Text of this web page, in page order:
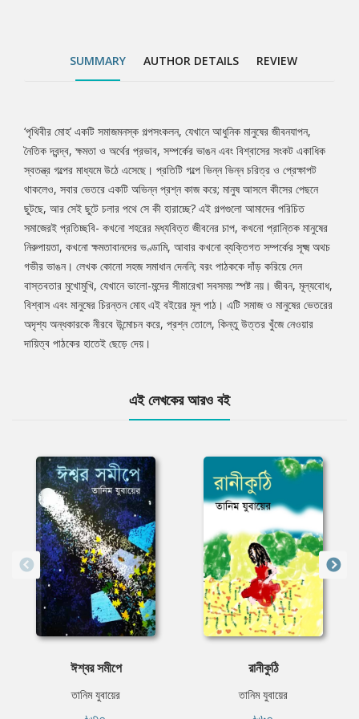
কিন্তু উত্তর খুঁজে নেওয়ার দায়িত্ব পাঠকের হাতেই ছেড়ে দেয়।
SUMMARY AUTHOR DETAILS REVIEW
Tab
Article
‘পৃথিবীর মোহ’ একটি সমাজমনস্ক গল্পসংকলন, যেখানে আধুনিক মানুষের জীবনযাপন,
নৈতিক দ্বন্দ্ব, ক্ষমতা ও অর্থের প্রভাব, সম্পর্কের ভাঙন এবং বিশ্বাসের সংকট একাধিক
স্বতন্ত্র গল্পের মাধ্যমে উঠে এসেছে। প্রতিটি গল্পে ভিন্ন ভিন্ন চরিত্র ও প্রেক্ষাপট
থাকলেও, সবার ভেতরে একটি অভিন্ন প্রশ্ন কাজ করে; মানুষ আসলে কীসের পেছনে
ছুটছে, আর সেই ছুটে চলার পথে সে কী হারাচ্ছে? এই গল্পগুলো আমাদের পরিচিত
সমাজেরই প্রতিচ্ছবি- কখনো শহরের মধ্যবিত্ত জীবনের চাপ, কখনো প্রান্তিক মানুষের
নিরুপায়তা, কখনো ক্ষমতাবানদের ভণ্ডামি, আবার কখনো ব্যক্তিগত সম্পর্কের সূক্ষ্ম অথচ
গভীর ভাঙন। লেখক কোনো সহজ সমাধান দেননি; বরং পাঠককে দাঁড় করিয়ে দেন
বাস্তবতার মুখোমুখি, যেখানে ভালো-মন্দের সীমারেখা সবসময় স্পষ্ট নয়। জীবন, মূল্যবোধ,
বিশ্বাস এবং মানুষের চিরন্তন মোহ এই বইয়ের মূল পাঠ। এটি সমাজ ও মানুষের ভেতরের
অদৃশ্য অন্ধকারকে নীরবে উন্মোচন করে, প্রশ্ন তোলে, কিন্তু উত্তর খুঁজে নেওয়ার
দায়িত্ব পাঠকের হাতেই ছেড়ে দেয়।
এই লেখকের আরও বই
ঈশ্বর সমীপে
তানিম যুবায়ের
রানীকুঠি
তানিম যুবায়ের